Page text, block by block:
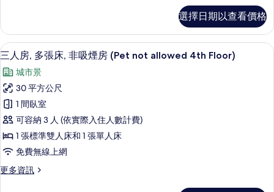
片
情
吸
煙
房
(3nd
Floor,
Pet
2
only)
的
所
有
房,
間
室,
非
吸
煙
房
(3nd
Floor,
Pet
only)
選擇日期以查看價格
顯
示
三
人
房,
多
張
非
高級寢具、記憶床墊、書桌、筆電工作
16
三人房, 多張床, 非吸煙房 (Pet not allowed 4th Floor)
城市景
30 平方公尺
1 間臥室
可容納 3 人 (依實際入住人數計費)
1 張標準雙人床和 1 張單人床
免費無線上網
更多資訊
更